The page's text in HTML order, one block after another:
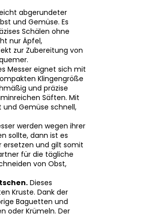
abgerundeter
und Gemüse. Es
Schälen ohne
nur Äpfel,
zur Zubereitung von
Messer eignet sich mit
Klingengröße
und präzise
Säften. Mit
Gemüse schnell,
werden wegen ihrer
sollte, dann ist es
ersetzen und gilt somit
für die tägliche
von Obst,
Dieses
Kruste. Dank der
Baguetten und
oder Krümeln. Der